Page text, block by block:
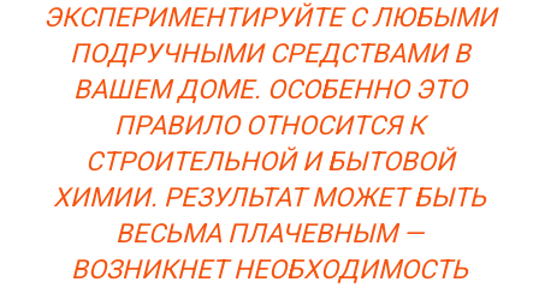
ЭКСПЕРИМЕНТИРУЙТЕ С ЛЮБЫМИ
ПОДРУЧНЫМИ СРЕДСТВАМИ В
ВАШЕМ ДОМЕ. ОСОБЕННО ЭТО
ПРАВИЛО ОТНОСИТСЯ К
СТРОИТЕЛЬНОЙ И БЫТОВОЙ
ХИМИИ. РЕЗУЛЬТАТ МОЖЕТ БЫТЬ
ВЕСЬМА ПЛАЧЕВНЫМ —
ВОЗНИКНЕТ НЕОБХОДИМОСТЬ